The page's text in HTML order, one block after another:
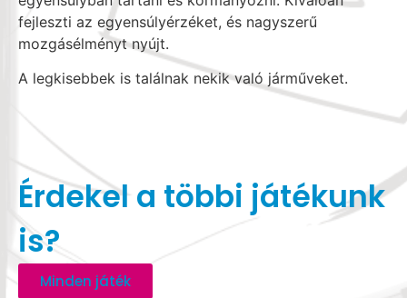
fejleszti az egyensúlyérzéket, és nagyszerű
mozgásélményt nyújt.
A legkisebbek is találnak nekik való járműveket.
Érdekel a többi játékunk
is?
Minden játék